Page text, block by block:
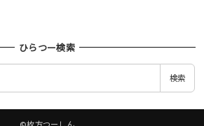
ひらつー検索
検索